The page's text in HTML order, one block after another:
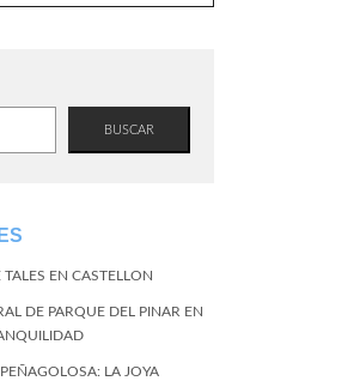
BUSCAR
EN CASTELLON
DE PARQUE DEL PINAR EN
LA JOYA